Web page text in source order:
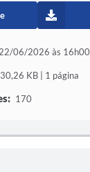
22/06/2026 às 16h00
KB | 1 página
170